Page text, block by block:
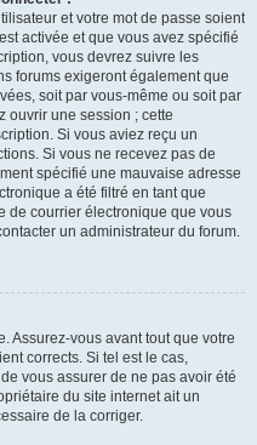
et votre mot de passe soient
activée et que vous avez spécifié
vous devrez suivre les
forums exigeront également que
soit par vous-même ou soit par
ouvrir une session ; cette
Si vous aviez reçu un
Si vous ne recevez pas de
spécifié une mauvaise adresse
a été filtré en tant que
de courrier électronique que vous
un administrateur du forum.
Assurez-vous avant tout que votre
corrects. Si tel est le cas,
vous assurer de ne pas avoir été
du site internet ait un
de la corriger.